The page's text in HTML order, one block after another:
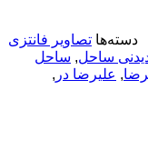
دسته‌ها تصاویر فانتزی
ساحل, ساحل
, علیرضا در ,